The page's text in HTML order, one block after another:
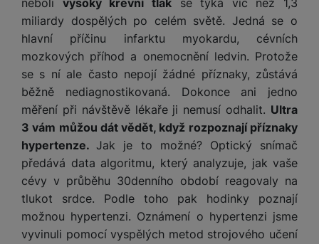
neboli vysoký krevní tlakse týká víc než 1,3
miliardy dospělých po celém světě. Jedná se o
hlavní příčinu infarktu myokardu, cévních
mozkových příhod a onemocnění ledvin. Protože
se s ní ale často nepojí žádné příznaky, zůstává
běžně nediagnostikovaná. Dokonce ani jedno
měření při návštěvě lékaře ji nemusí odhalit. Ultra
3 vám můžou dát vědět, když rozpoznají příznaky
hypertenze.Jak je to možné? Optický snímač
předává data algoritmu, který analyzuje, jak vaše
cévy v průběhu 30denního období reagovaly na
tlukot srdce. Podle toho pak hodinky poznají
možnou hypertenzi. Oznámení o hypertenzi jsme
vyvinuli pomocí vyspělých metod strojového učení